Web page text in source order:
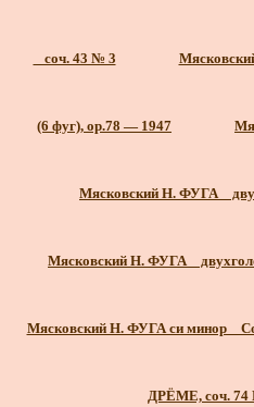
_ соч. 43 № 3
(6 фуг), ор.78 — 1947
Мясковский Н. ФУГА _
Мясковский Н. ФУГА _
Мясковский Н. ФУГА си минор _
ДРЁМЕ, соч. 74